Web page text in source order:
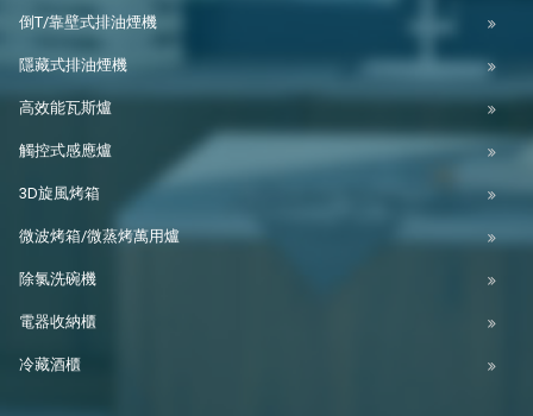
倒T/靠壁式排油煙機
隱藏式排油煙機
高效能瓦斯爐
觸控式感應爐
3D旋風烤箱
微波烤箱/微蒸烤萬用爐
除氯洗碗機
電器收納櫃
冷藏酒櫃